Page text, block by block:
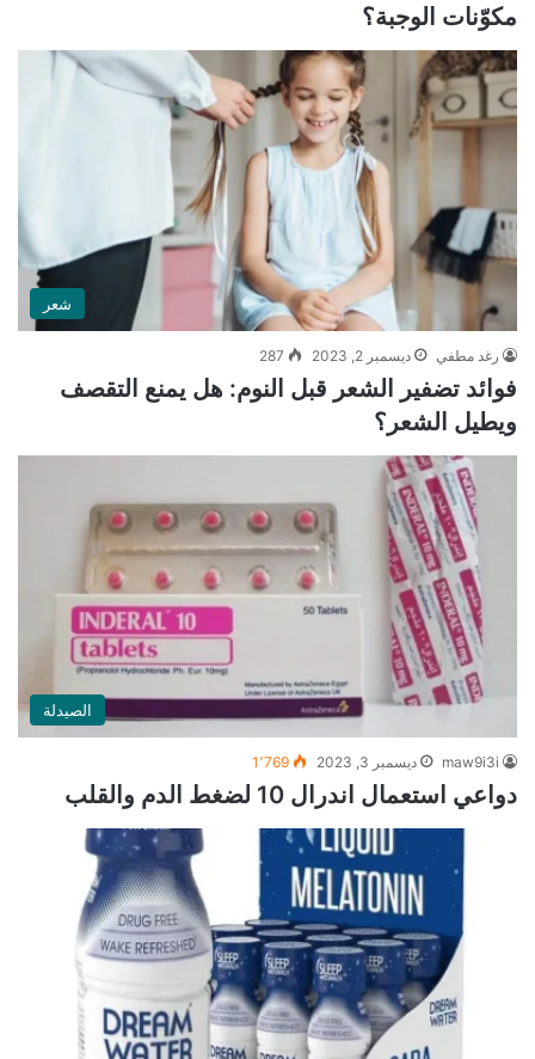
مكوّنات الوجبة؟
شعر
رغد مطفي ديسمبر 2, 2023 287
فوائد تضفير الشعر قبل النوم: هل يمنع التقصف
ويطيل الشعر؟
الصيدلة
maw9i3i ديسمبر 3, 2023 1٬769
دواعي استعمال اندرال 10 لضغط الدم والقلب